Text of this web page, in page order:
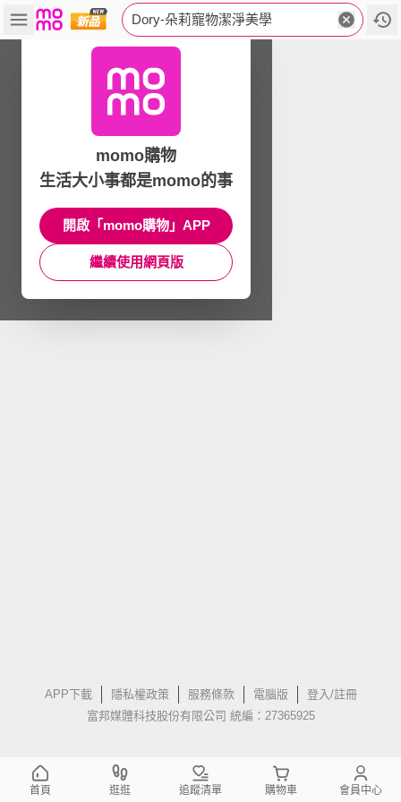
Dory-朵莉寵物潔淨美學
APP下載 隱私權政策 服務條款 電腦版
登入/註冊
富邦媒體科技股份有限公司 統編：27365925
momo購物
生活大小事都是momo的事
開啟「momo購物」APP
繼續使用網頁版
首頁 逛逛 追蹤清單 購物車 會員中心